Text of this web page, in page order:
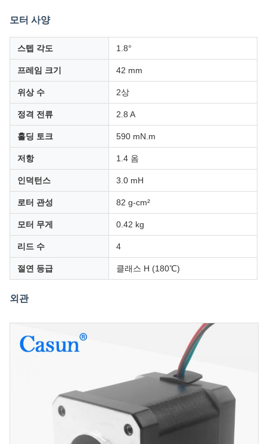
모터 사양
스텝 각도 1.8°
프레임 크기 42 mm
위상 수 2상
정격 전류 2.8 A
홀딩 토크 590 mN.m
저항 1.4 옴
인덕턴스 3.0 mH
로터 관성 82 g-cm²
모터 무게 0.42 kg
리드 수 4
절연 등급 클래스 H (180℃)
외관